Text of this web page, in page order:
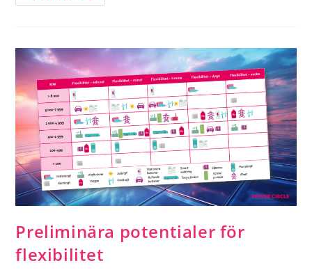
Preliminära potentialer för
flexibilitet